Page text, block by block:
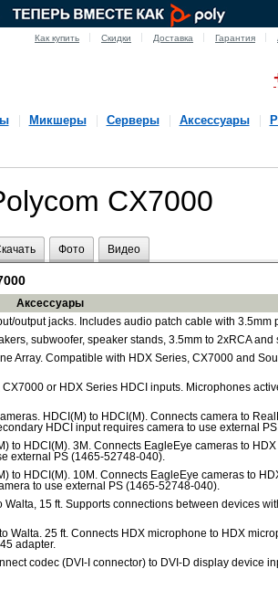
Как купить Скидки Доставка Гарантия
Микшеры Серверы Аксессуары
CX7000
Фото Видео
Аксессуары
output jacks. Includes audio patch cable with 3.5mm
subwoofer, speaker stands, 3.5mm to 2xRCA and
Array. Compatible with HDX Series, CX7000 and
or HDX Series HDCI inputs. Microphones
HDCI(M) to HDCI(M). Connects camera to
HDCI input requires camera to use external
to HDCI(M). 3M. Connects EagleEye cameras to
external PS (1465-52748-040).
to HDCI(M). 10M. Connects EagleEye cameras to
to use external PS (1465-52748-040).
15 ft. Supports connections between devices
Walta. 25 ft. Connects HDX microphone to HDX
adapter.
codec (DVI-I connector) to DVI-D display device